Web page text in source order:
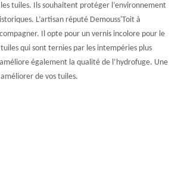
tuiles. Ils souhaitent protéger l’environnement
L’artisan réputé Demouss'Toit à
Il opte pour un vernis incolore pour le
qui sont ternies par les intempéries plus
également la qualité de l’hydrofuge. Une
de vos tuiles.